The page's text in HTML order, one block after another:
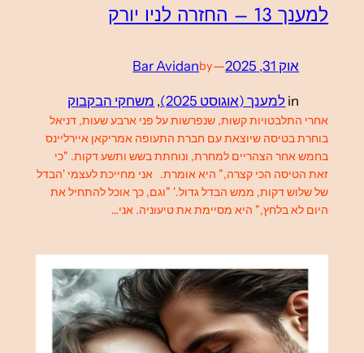
למענך 13 – החזרה לניו יורק
אוק 31, 2025 —
by
Bar Avidan
in למענך (אוגוסט 2025) , משחקי הבקבוק
אחרי התלבטויות קשות, שנפרשות על פני ארבע שעות, דניאל
בוחרת בטיסה שיוצאת עם חברת התעופה אמריקאן איירליינס
בחמש אחר הצהריים למחרת, ונוחתת בשש ותשע דקות. "כי
זאת הטיסה הכי קצרה," היא אומרת. אני מחייכת לעצמי 'הבדל
של שלוש דקות, ממש הבדל גדול.' "וגם, כך אוכל להתחיל את
היום לא בלחץ," היא מסיימת את טיעוניה. אני…